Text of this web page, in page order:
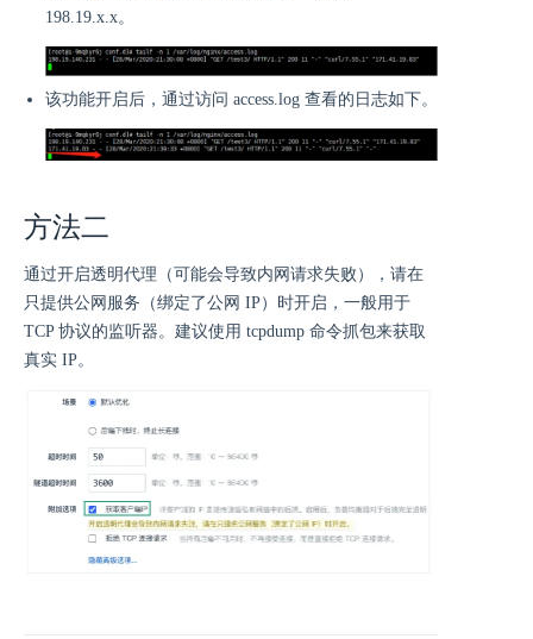
198.19.x.x。
该功能开启后，通过访问 access.log 查看的日志如下。
方法二
通过开启透明代理（可能会导致内网请求失败），请在
只提供公网服务（绑定了公网 IP）时开启，一般用于
TCP 协议的监听器。建议使用 tcpdump 命令抓包来获取
真实 IP。